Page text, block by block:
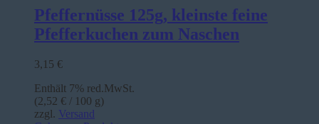
Pfeffernüsse 125g, kleinste feine
Pfefferkuchen zum Naschen
3,15 €
Enthält 7% red.MwSt.
(2,52 € / 100 g)
zzgl. Versand